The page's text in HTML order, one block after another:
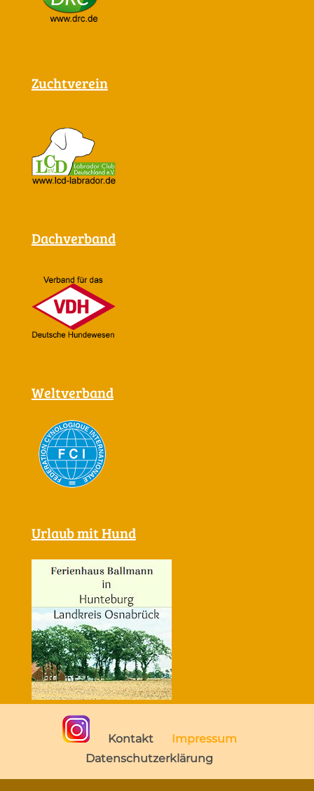
Zuchtverein
Dachverband
Weltverband
Urlaub mit Hund
Kontakt
Impressum
Datenschutzerklärung